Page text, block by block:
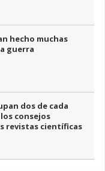
hecho muchas
guerra
dos de cada
consejos
revistas científicas